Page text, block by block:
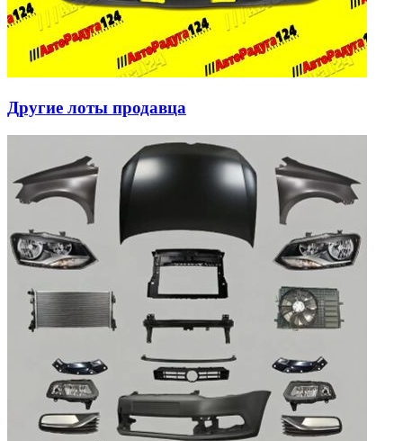
Другие лоты продавца